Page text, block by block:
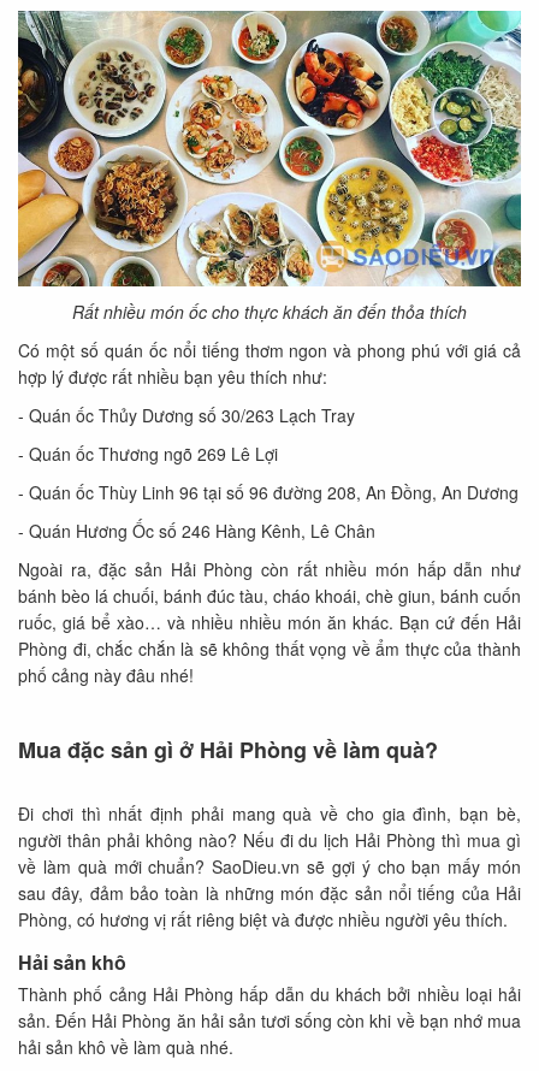
Rất nhiều món ốc cho thực khách ăn đến thỏa thích
Có một số quán ốc nổi tiếng thơm ngon và phong phú với giá cả
hợp lý được rất nhiều bạn yêu thích như:
- Quán ốc Thủy Dương số 30/263 Lạch Tray
- Quán ốc Thương ngõ 269 Lê Lợi
- Quán ốc Thùy Linh 96 tại số 96 đường 208, An Đồng, An Dương
- Quán Hương Ốc số 246 Hàng Kênh, Lê Chân
Ngoài ra, đặc sản Hải Phòng còn rất nhiều món hấp dẫn như
bánh bèo lá chuối, bánh đúc tàu, cháo khoái, chè giun, bánh cuốn
ruốc, giá bể xào… và nhiều nhiều món ăn khác. Bạn cứ đến Hải
Phòng đi, chắc chắn là sẽ không thất vọng về ẩm thực của thành
phố cảng này đâu nhé!
Mua đặc sản gì ở Hải Phòng về làm quà?
Đi chơi thì nhất định phải mang quà về cho gia đình, bạn bè,
người thân phải không nào? Nếu đi du lịch Hải Phòng thì mua gì
về làm quà mới chuẩn? SaoDieu.vn sẽ gợi ý cho bạn mấy món
sau đây, đảm bảo toàn là những món đặc sản nổi tiếng của Hải
Phòng, có hương vị rất riêng biệt và được nhiều người yêu thích.
Hải sản khô
Thành phố cảng Hải Phòng hấp dẫn du khách bởi nhiều loại hải
sản. Đến Hải Phòng ăn hải sản tươi sống còn khi về bạn nhớ mua
hải sản khô về làm quà nhé.